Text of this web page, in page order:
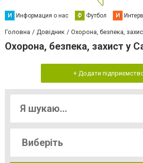
И Информация о нас Ф Футбол И
Головна Довідник Охорона, безпека,
Охорона, безпека, захист у
+ Додати